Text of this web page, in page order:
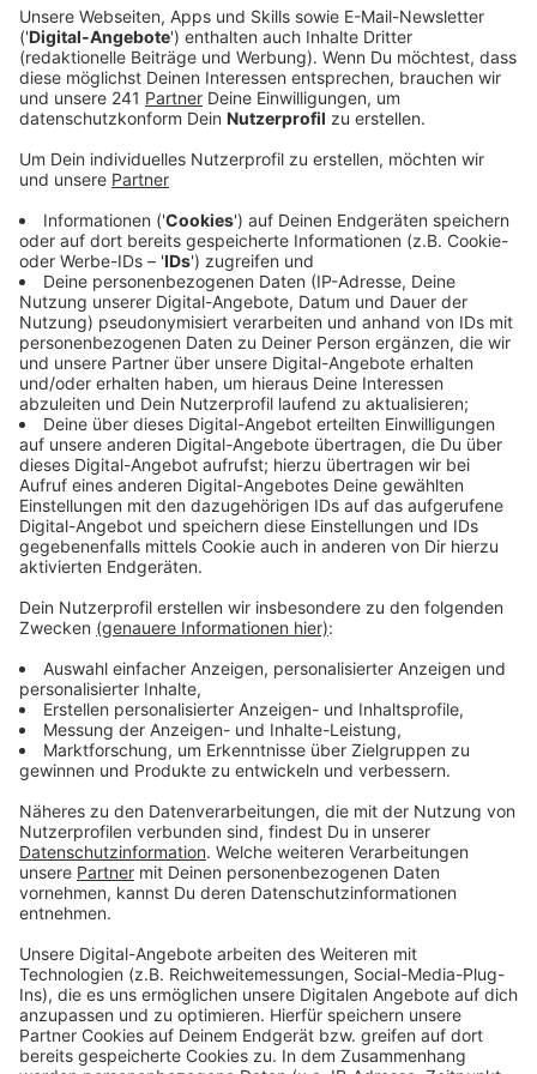
GmbH Druck.
Veröffentlicht:Donnerstag, 05.06.2025 11:21
Anzeige
so wenige Informationen wie möglich heraus, um den
Ausbau zu verzögern. Damit könnte die Chance
bestehen, doch noch eine Tunnellösung zu erwirken.“
Die Verwaltung empfiehlt der Politik nun allerdings,
den Kurs zu ändern: Man sei rechtlich verpflichtet zur
Herausgabe der Daten und wolle eine bessere
Kommunikation mit der Autobahn GmbH anstreben –
das sei schließlich auch politisch so gewollt,
schließlich habe man extra ein neues
Kommunikationskonzept entwickelt. In der nächsten
Ratssitzung wird das jedoch erneut geklärt werden
müssen.
Anzeige
Weitere Meldungen aus Leverkusen
Anzeige
Autobahnausbau Leverkusen: Neuer Verkehrsminister
Leverkusener Schwimmbad wird doch nicht saniert
Sechs Verletzte nach Brand in Leverkusen-Alkenrath
Anzeige